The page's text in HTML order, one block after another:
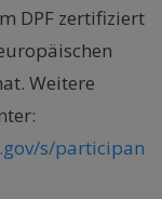
DPF zertifiziert
Weitere
s/participan